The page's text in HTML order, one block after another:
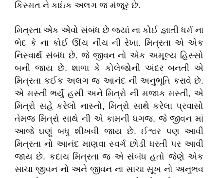
કિસ્મત ને કાઇંક અલગ જ મંજૂર છે.
મિત્રતા એક એવો સંબંધ છે જ્યાં ના કોઈ જ્ઞાતી ધર્મ ના
ભેદ કે ના કોઈ ઊંચ નીચ ની રેખા. મિત્રતા એ એક
નિસ્વાર્થ સંબંધ છે. જે જીવન નો એક અમૂલ્ય હિસ્સો
બની જાય છે.શાળા કે કોલેજોની અંદર બનતી એ
મિત્રતા કઈક અલગ જ આનંદ ની અનુભૂતિ કરાવે છે.
એ મસ્તી ભર્યું હસી અને મિત્રો ની મજાક મસ્તી,એ
મિત્રો સહે કરેલો નાસ્તો, મિત્રો સાથે કરેલા પ્રવાસો
તેમજ મિત્રો સાથે ની એ કામની ધગજ, જે જીવન માં
આજે ઘણું બધુ શીખવી જાય છે. ઈશ્વર પણ આવી
મિત્રતા નો આનંદ માણવા સ્વર્ગ છોડી ધરતી પર આવી
જાય છે. કદાચ મિત્રતા જ એ સંબંધ હતો જેણે એક
સાચા જીવન નો અને જીવન ના સાચા સૂખ નો અનુભવ